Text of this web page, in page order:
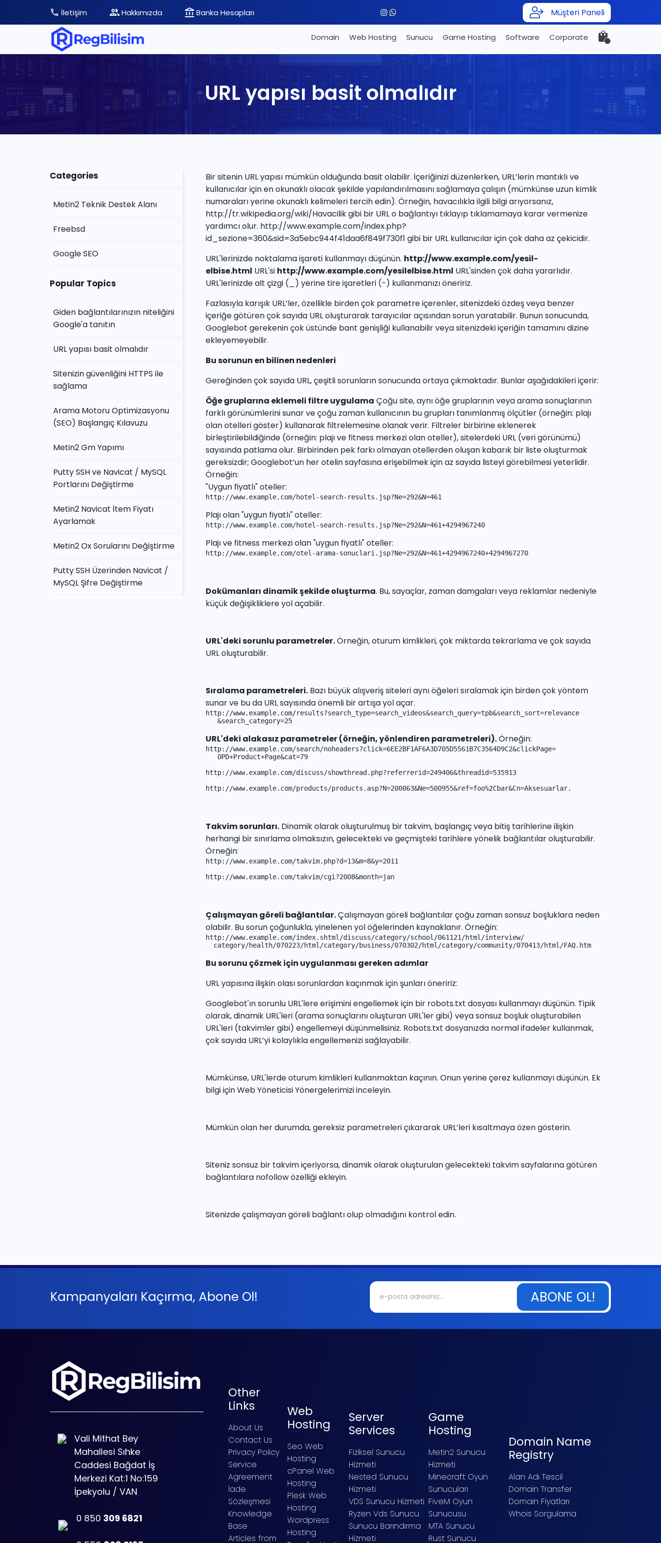
İletişim Hakkımızda Banka Hesapları Müşteri Paneli
Domain Web Hosting Sunucu Game Hosting Software Corporate
URL yapısı basit olmalıdır
Bir sitenin URL yapısı mümkün olduğunda basit olabilir. İçeriğinizi düzenlerken, URL’lerin mantıklı ve
kullanıcılar için en okunaklı olacak şekilde yapılandırılmasını sağlamaya çalışın (mümkünse uzun kimlik
numaraları yerine okunaklı kelimeleri tercih edin). Örneğin, havacılıkla ilgili bilgi arıyorsanız,
http://tr.wikipedia.org/wiki/Havacilik gibi bir URL o bağlantıyı tıklayıp tıklamamaya karar vermenize
yardımcı olur. http://www.example.com/index.php?
id_sezione=360&sid=3a5ebc944f41daa6f849f730f1 gibi bir URL kullanıcılar için çok daha az çekicidir.
URL'lerinizde noktalama işareti kullanmayı düşünün. http://www.example.com/yesil-
elbise.html URL'si http://www.example.com/yesilelbise.html URL'sinden çok daha yararlıdır.
URL'lerinizde alt çizgi (_) yerine tire işaretleri (-) kullanmanızı öneririz.
Fazlasıyla karışık URL’ler, özellikle birden çok parametre içerenler, sitenizdeki özdeş veya benzer
içeriğe götüren çok sayıda URL oluşturarak tarayıcılar açısından sorun yaratabilir. Bunun sonucunda,
Googlebot gerekenin çok üstünde bant genişliği kullanabilir veya sitenizdeki içeriğin tamamını dizine
ekleyemeyebilir.
Bu sorunun en bilinen nedenleri
Gereğinden çok sayıda URL, çeşitli sorunların sonucunda ortaya çıkmaktadır. Bunlar aşağıdakileri içerir:
Öğe gruplarına eklemeli filtre uygulama Çoğu site, aynı öğe gruplarının veya arama sonuçlarının
farklı görünümlerini sunar ve çoğu zaman kullanıcının bu grupları tanımlanmış ölçütler (örneğin: plajı
olan otelleri göster) kullanarak filtrelemesine olanak verir. Filtreler birbirine eklenerek
birleştirilebildiğinde (örneğin: plajı ve fitness merkezi olan oteller), sitelerdeki URL (veri görünümü)
sayısında patlama olur. Birbirinden pek farkı olmayan otellerden oluşan kabarık bir liste oluşturmak
gereksizdir; Googlebot’un her otelin sayfasına erişebilmek için az sayıda listeyi görebilmesi yeterlidir.
Örneğin:
"Uygun fiyatlı" oteller:
http://www.example.com/hotel-search-results.jsp?Ne=292&N=461
Plajı olan "uygun fiyatlı" oteller:
http://www.example.com/hotel-search-results.jsp?Ne=292&N=461+4294967240
Plajı ve fitness merkezi olan "uygun fiyatlı" oteller:
http://www.example.com/otel-arama-sonuclari.jsp?Ne=292&N=461+4294967240+4294967270
Dokümanları dinamik şekilde oluşturma. Bu, sayaçlar, zaman damgaları veya reklamlar nedeniyle
küçük değişikliklere yol açabilir.
URL'deki sorunlu parametreler.Örneğin, oturum kimlikleri, çok miktarda tekrarlama ve çok sayıda
URL oluşturabilir.
Sıralama parametreleri.Bazı büyük alışveriş siteleri aynı öğeleri sıralamak için birden çok yöntem
sunar ve bu da URL sayısında önemli bir artışa yol açar.
http://www.example.com/results?search_type=search_videos&search_query=tpb&search_sort=relevance
   &search_category=25
URL'deki alakasız parametreler (örneğin, yönlendiren parametreleri).Örneğin:
http://www.example.com/search/noheaders?click=6EE2BF1AF6A3D705D5561B7C3564D9C2&clickPage=
   OPD+Product+Page&cat=79
http://www.example.com/discuss/showthread.php?referrerid=249406&threadid=535913
http://www.example.com/products/products.asp?N=200063&Ne=500955&ref=foo%2Cbar&Cn=Aksesuarlar.
Takvim sorunları.Dinamik olarak oluşturulmuş bir takvim, başlangıç veya bitiş tarihlerine ilişkin
herhangi bir sınırlama olmaksızın, gelecekteki ve geçmişteki tarihlere yönelik bağlantılar oluşturabilir.
Örneğin:
http://www.example.com/takvim.php?d=13&m=8&y=2011
http://www.example.com/takvim/cgi?2008&month=jan
Çalışmayan göreli bağlantılar.Çalışmayan göreli bağlantılar çoğu zaman sonsuz boşluklara neden
olabilir. Bu sorun çoğunlukla, yinelenen yol öğelerinden kaynaklanır. Örneğin:
http://www.example.com/index.shtml/discuss/category/school/061121/html/interview/
  category/health/070223/html/category/business/070302/html/category/community/070413/html/FAQ.htm
Bu sorunu çözmek için uygulanması gereken adımlar
URL yapısına ilişkin olası sorunlardan kaçınmak için şunları öneririz:
Googlebot'ın sorunlu URL'lere erişimini engellemek için bir robots.txt dosyası kullanmayı düşünün. Tipik
olarak, dinamik URL'leri (arama sonuçlarını oluşturan URL'ler gibi) veya sonsuz boşluk oluşturabilen
URL'leri (takvimler gibi) engellemeyi düşünmelisiniz. Robots.txt dosyanızda normal ifadeler kullanmak,
çok sayıda URL’yi kolaylıkla engellemenizi sağlayabilir.
Mümkünse, URL'lerde oturum kimlikleri kullanmaktan kaçının. Onun yerine çerez kullanmayı düşünün. Ek
bilgi içinWeb Yöneticisi Yönergelerimiziinceleyin.
Mümkün olan her durumda, gereksiz parametreleri çıkararak URL’leri kısaltmaya özen gösterin.
Siteniz sonsuz bir takvim içeriyorsa, dinamik olarak oluşturulan gelecekteki takvim sayfalarına götüren
bağlantılara nofollow özelliği ekleyin.
Sitenizde çalışmayan göreli bağlantı olup olmadığını kontrol edin.
Categories
Metin2 Teknik Destek Alanı
Freebsd
Google SEO
Popular Topics
Giden bağlantılarınızın niteliğini
Google'a tanıtın
URL yapısı basit olmalıdır
Sitenizin güvenliğini HTTPS ile
sağlama
Arama Motoru Optimizasyonu
(SEO) Başlangıç Kılavuzu
Metin2 Gm Yapımı
Putty SSH ve Navicat / MySQL
Portlarını Değiştirme
Metin2 Navicat İtem Fiyatı
Ayarlamak
Metin2 Ox Sorularını Değiştirme
Putty SSH Üzerinden Navicat /
MySQL Şifre Değiştirme
Kampanyaları Kaçırma, Abone Ol! ABONE OL!
Vali Mithat Bey
Mahallesi Sıhke
Caddesi Bağdat İş
Merkezi Kat:1 No:159
İpekyolu / VAN
0 850 309 6821
Other
Links
About Us
Contact Us
Privacy Policy
Service
Agreement
İade
Sözleşmesi
Knowledge
Base
Articles from
Web
Hosting
Seo Web
Hosting
cPanel Web
Hosting
Plesk Web
Hosting
Wordpress
Hosting
Server
Services
Fiziksel Sunucu
Hizmeti
Nested Sunucu
Hizmeti
VDS Sunucu Hizmeti
Ryzen Vds Sunucu
Sunucu Barındırma
Hizmeti
Game
Hosting
Metin2 Sunucu
Hizmeti
Minecraft Oyun
Sunucuları
FiveM Oyun
Sunucusu
MTA Sunucu
Rust Sunucu
Domain Name
Registry
Alan Adı Tescil
Domain Transfer
Domain Fiyatları
Whois Sorgulama